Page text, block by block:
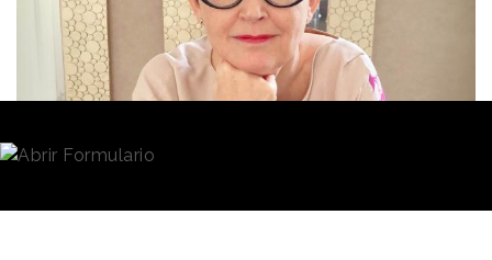
Redacción 24/07/2023 · 08:00